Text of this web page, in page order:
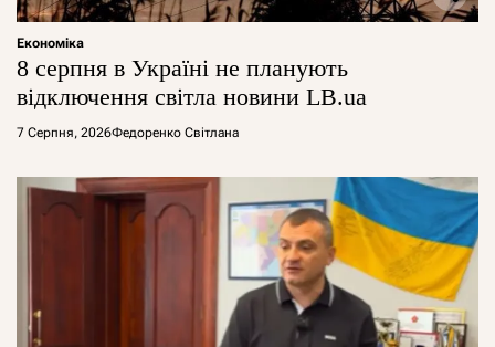
Економіка
8 серпня в Україні не планують
відключення світла новини LB.ua
7 Серпня, 2026Федоренко Світлана